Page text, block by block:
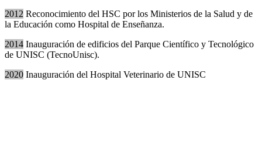
2012 Reconocimiento del HSC por los Ministerios de la Salud y de
la Educación como Hospital de Enseñanza.
2014 Inauguración de edificios del Parque Científico y Tecnológico
de UNISC (TecnoUnisc).
2020 Inauguración del Hospital Veterinario de UNISC